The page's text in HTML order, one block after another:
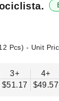
Pcs) - Unit
3+
$51.17
4+
$49.57